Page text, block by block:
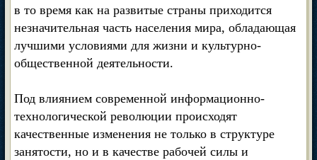
в то время как на развитые страны приходится
незначительная часть населения мира, обладающая
лучшими условиями для жизни и культурно-
общественной деятельности.
Под влиянием современной информационно-
технологической революции происходят
качественные изменения не только в структуре
занятости, но и в качестве рабочей силы и